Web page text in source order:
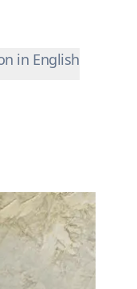
in English